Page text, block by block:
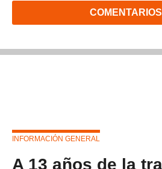
COMENTARIOS